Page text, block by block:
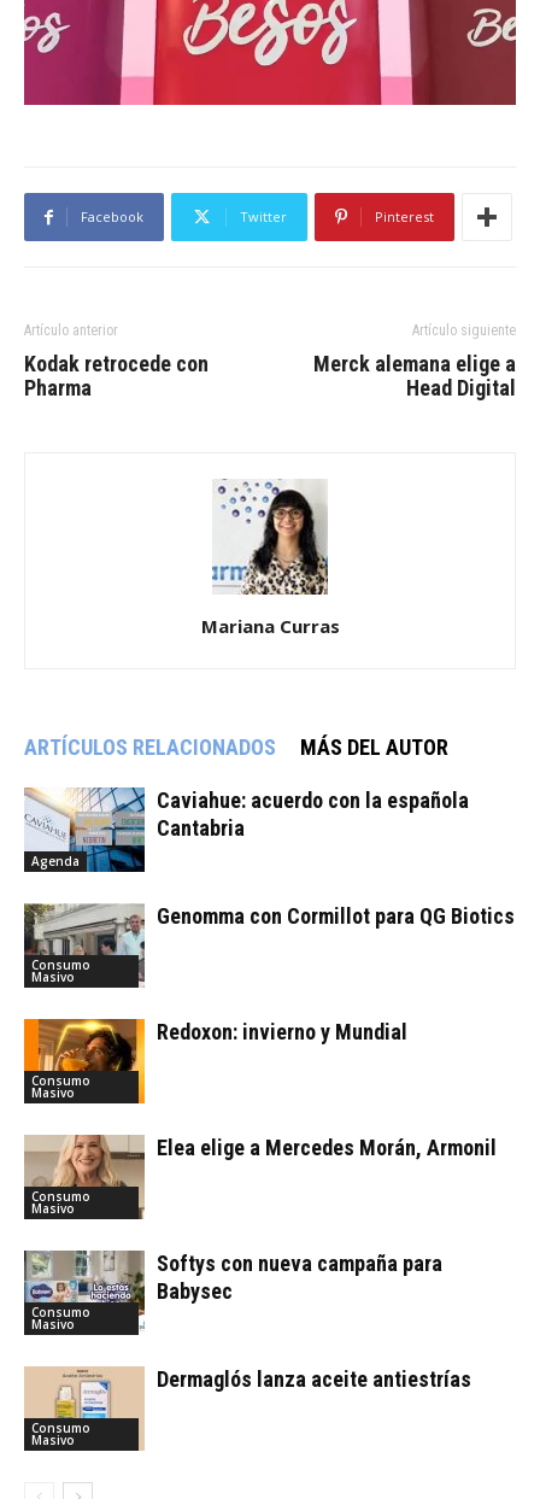
Facebook Twitter Pinterest
Artículo anterior
Kodak retrocede con
Pharma
Artículo siguiente
Merck alemana elige a
Head Digital
Mariana Curras
ARTÍCULOS RELACIONADOS MÁS DEL AUTOR
Agenda
Caviahue: acuerdo con la española
Cantabria
Consumo
Masivo
Genomma con Cormillot para QG Biotics
Consumo
Masivo
Redoxon: invierno y Mundial
Consumo
Masivo
Elea elige a Mercedes Morán, Armonil
Consumo
Masivo
Softys con nueva campaña para
Babysec
Consumo
Masivo
Dermaglós lanza aceite antiestrías